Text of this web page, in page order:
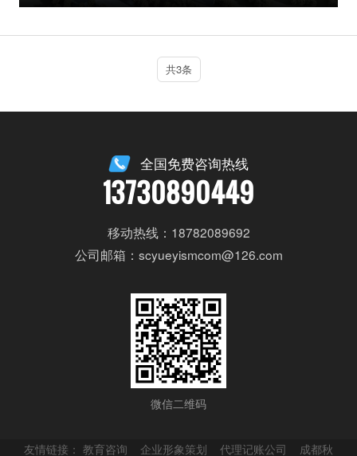
共3条
全国免费咨询热线
13730890449
移动热线：18782089692
公司邮箱：scyueyismcom@126.com
微信二维码
友情链接：教育咨询 企业形象策划 代理记账公司 成都秋